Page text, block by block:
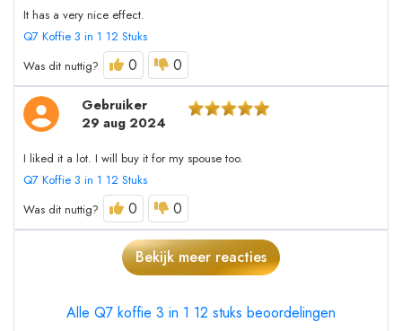
It has a very nice effect.
Q7 Koffie 3 in 1 12 Stuks
Was dit nuttig?
0 0
Gebruiker
29 aug 2024
I liked it a lot. I will buy it for my spouse too.
Q7 Koffie 3 in 1 12 Stuks
Was dit nuttig?
0 0
Bekijk meer reacties
Alle Q7 koffie 3 in 1 12 stuks beoordelingen